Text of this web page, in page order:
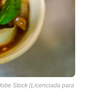
Stock (Licenciada para